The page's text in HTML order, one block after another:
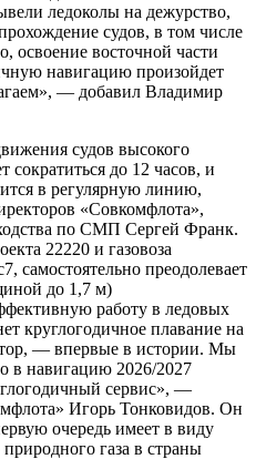
ледоколы на дежурство,
судов, в том числе
освоение восточной части
навигацию произойдет
— добавил Владимир
судов высокого
до 12 часов, и
в регулярную линию,
«Совкомфлота»,
по СМП Сергей Франк.
22220 и газовоза
самостоятельно преодолевает
до 1,7 м)
работу в ледовых
круглогодичное плавание на
— впервые в истории. Мы
в навигацию 2026/2027
сервис», —
Игорь Тонковидов. Он
очередь имеет в виду
газа в страны